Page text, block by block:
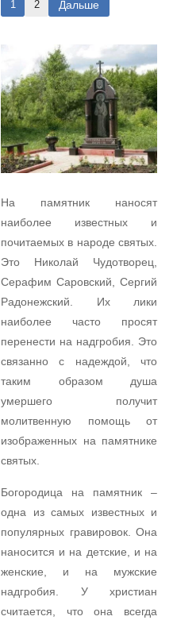
1 2 Дальше
На памятник наносят
наиболее известных и
почитаемых в народе святых.
Это Николай Чудотворец,
Серафим Саровский, Сергий
Радонежский. Их лики
наиболее часто просят
перенести на надгробия. Это
связанно с надеждой, что
таким образом душа
умершего получит
молитвенную помощь от
изображенных на памятнике
святых.
Богородица на памятник –
одна из самых известных и
популярных гравировок. Она
наносится и на детские, и на
женские, и на мужские
надгробия. У христиан
считается, что она всегда